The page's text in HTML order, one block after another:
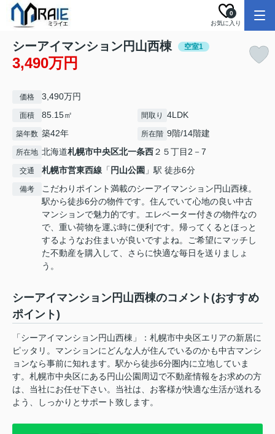
お気に入り
0
シーアイマンション円山西棟 空室1
3,490万円
価格 3,490万円
面積 85.15㎡ 間取り 4LDK
築年数 築42年 所在階 9階/14階建
所在地 北海道札幌市中央区北一条西２５丁目2－7
交通 札幌市営東西線 「 円山公園 」駅 徒歩6分
備考
こだわりポイント満載のシーアイマンション円山西棟。
駅から徒歩6分の物件です。住んでいて心地の良い中古
マンションで魅力的です。エレベーター付きの物件なの
で、重い荷物を運ぶ時に便利です。帰ってくるとほっと
するようなお住まいが良いですよね。ご希望にマッチし
た不動産を購入して、さらに快適な毎日を送りましょ
う。
シーアイマンション円山西棟のコメント(おすすめ
ポイント)
「シーアイマンション円山西棟」：札幌市中央区エリアの新居に
ピッタリ。マンションにどんな人が住んでいるのかも中古マンシ
ョンなら事前に知れます。駅から徒歩6分圏内に立地していま
す。札幌市中央区にある円山公園周辺で不動産情報をお求めの方
は、当社にお任せ下さい。当社は、お客様が快適な生活が送れる
よう、しっかりとサポート致します。